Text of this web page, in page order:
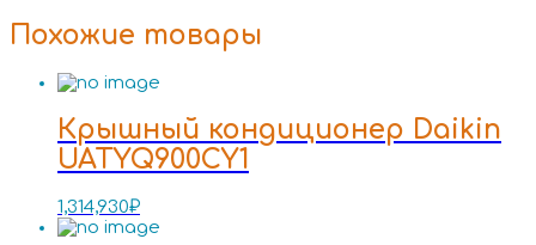
Похожие товары
Крышный кондиционер Daikin
UATYQ900CY1
1,314,930₽